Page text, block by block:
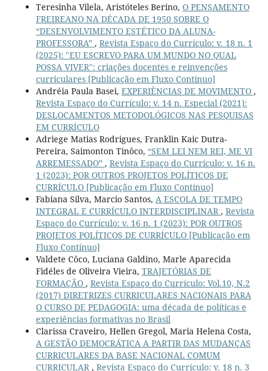
Teresinha Vilela, Aristóteles Berino, O PENSAMENTO
FREIREANO NA DÉCADA DE 1950 SOBRE O
“DESENVOLVIMENTO ESTÉTICO DA ALUNA-
PROFESSORA” , Revista Espaço do Currículo: v. 18 n. 1
(2025): "EU ESCREVO PARA UM MUNDO NO QUAL
POSSA VIVER": criações docentes e reinvenções
curriculares [Publicação em Fluxo Contínuo]
Andréia Paula Basei, EXPERIÊNCIAS DE MOVIMENTO ,
Revista Espaço do Currículo: v. 14 n. Especial (2021):
DESLOCAMENTOS METODOLÓGICOS NAS PESQUISAS
EM CURRÍCULO
Adriege Matias Rodrigues, Franklin Kaic Dutra-
Pereira, Saimonton Tinôco, “SEM LEI NEM REI, ME VI
ARREMESSADO” , Revista Espaço do Currículo: v. 16 n.
1 (2023): POR OUTROS PROJETOS POLÍTICOS DE
CURRÍCULO [Publicação em Fluxo Contínuo]
Fabiana Silva, Marcio Santos, A ESCOLA DE TEMPO
INTEGRAL E CURRÍCULO INTERDISCIPLINAR , Revista
Espaço do Currículo: v. 16 n. 1 (2023): POR OUTROS
PROJETOS POLÍTICOS DE CURRÍCULO [Publicação em
Fluxo Contínuo]
Valdete Côco, Luciana Galdino, Marle Aparecida
Fidéles de Oliveira Vieira, TRAJETÓRIAS DE
FORMAÇÃO , Revista Espaço do Currículo: Vol.10, N.2
(2017) DIRETRIZES CURRICULARES NACIONAIS PARA
O CURSO DE PEDAGOGIA: uma década de políticas e
experiências formativas no Brasil
Clarissa Craveiro, Hellen Gregol, Maria Helena Costa,
A GESTÃO DEMOCRÁTICA A PARTIR DAS MUDANÇAS
CURRICULARES DA BASE NACIONAL COMUM
CURRICULAR , Revista Espaço do Currículo: v. 18 n. 3